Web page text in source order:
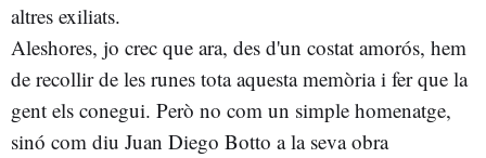
altres exiliats.
Aleshores, jo crec que ara, des d'un costat amorós, hem
de recollir de les runes tota aquesta memòria i fer que la
gent els conegui. Però no com un simple homenatge,
sinó com diu Juan Diego Botto a la seva obra